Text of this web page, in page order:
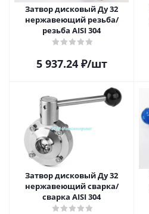
Затвор дисковый Ду 32
нержавеющий резьба/
резьба AISI 304
5 937.24₽/шт
Затвор дисковый Ду 32
нержавеющий сварка/
сварка AISI 304